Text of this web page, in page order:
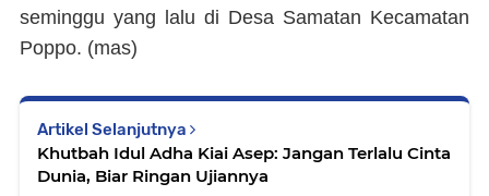
seminggu yang lalu di Desa Samatan Kecamatan
Poppo. (mas)
Artikel Selanjutnya
Khutbah Idul Adha Kiai Asep: Jangan Terlalu Cinta
Dunia, Biar Ringan Ujiannya